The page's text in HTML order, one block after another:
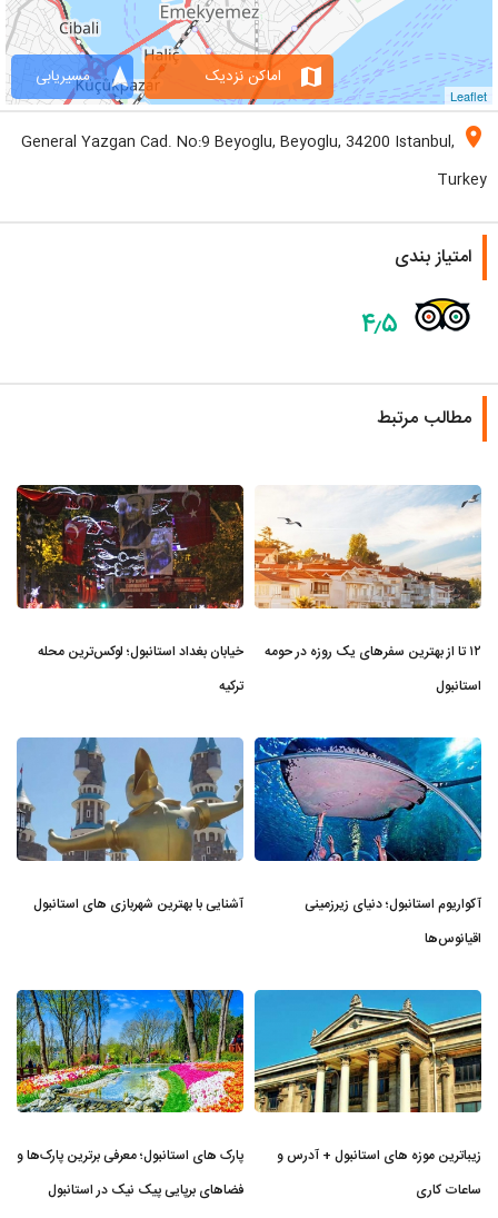
Leaflet
navigation مسیریابی map اماکن نزدیک
location_on
General Yazgan Cad. No:9 Beyoglu, Beyoglu, 34200 Istanbul,
Turkey
امتیاز بندی
۴٫۵
مطالب مرتبط
۱۲ تا از بهترین سفرهای یک روزه در حومه
استانبول
خیابان بغداد استانبول؛ لوکس‌ترین محله
ترکیه
آکواریوم استانبول؛ دنیای زیرزمینی
اقیانوس‌ها
آشنایی با بهترین شهربازی های استانبول
زیباترین موزه‌ های استانبول + آدرس و
ساعات کاری
پارک های استانبول؛ معرفی برترین پارک‌ها و
فضاهای برپایی پیک نیک در استانبول